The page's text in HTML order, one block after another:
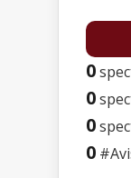
0
0
0
0